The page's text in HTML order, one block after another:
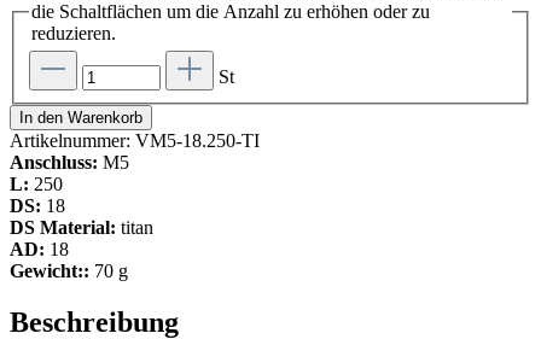
die Schaltflächen um die Anzahl zu erhöhen oder zu
reduzieren.
St
In den Warenkorb
Artikelnummer: VM5-18.250-TI
Anschluss: M5
L: 250
DS: 18
DS Material: titan
AD: 18
Gewicht:: 70 g
Beschreibung